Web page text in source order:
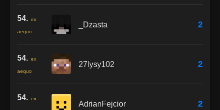
54. ex
aequo
_Dzasta 2
54. ex
aequo
27lysy102 2
54. ex
AdrianFejcior 2